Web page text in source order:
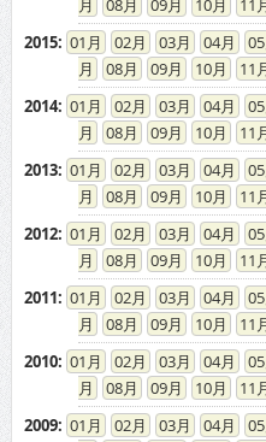
01 02 03 04 05
08
09 10 11
01 02 03 04 05
08
09 10 11
01 02 03 04 05
08
09 10 11
01 02 03 04 05
08
09 10 11
01 02 03 04 05
08
09 10 11
01 02 03 04 05
08
09 10 11
01 02 03 04 05
08
09 10 11